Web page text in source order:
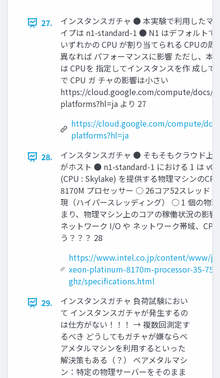
27.
インスタンスガチャ ● 本実験で利用したマ
イプは n1-standard-1 ● N1 はデフォルトで
いずれかの CPU が割り当てられる CPUの周
異なれば パフォーマンスに影響 ただし、本
は CPUを 指定してインスタンスを作 成して
で CPU ガ チャの影響は小さい
https://cloud.google.com/compute/docs/
platforms?hl=ja より 27
https://cloud.google.com/compute/
platforms?hl=ja
28.
インスタンスガチャ ● そもそもクラウド上
がホスト ● n1-standard-1 における 1 は
(CPU : Skylake) を提供する物理マシンの
8170M プロセッサー ○ 26コア52スレッド
現（ハイパースレッディング） ○ 1 個の物
まり、物理マシン上のコアの稼働状況の影
ネットワーク I/O や ネットワーク帯域、
う？？？ 28
https://www.intel.co.jp/content/www/
xeon-platinum-8170m-processor-35-
ghz/specifications.html
29.
インスタンスガチャ 負荷試験におい
て インスタンスガチャが発生するの
は仕方がない！！！ → 複数回測定す
るべき どうしてもガチャが嫌ならベ
アメタルマシンを利用するといった
解決策もある（？） ベアメタルマシ
ン：特定の物理サーバーをそのまま